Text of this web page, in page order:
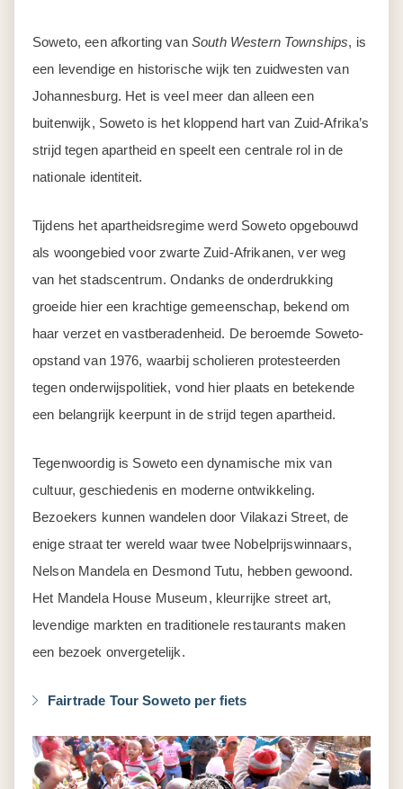
Soweto, een afkorting van South Western Townships, is
een levendige en historische wijk ten zuidwesten van
Johannesburg. Het is veel meer dan alleen een
buitenwijk, Soweto is het kloppend hart van Zuid-Afrika’s
strijd tegen apartheid en speelt een centrale rol in de
nationale identiteit.
Tijdens het apartheidsregime werd Soweto opgebouwd
als woongebied voor zwarte Zuid-Afrikanen, ver weg
van het stadscentrum. Ondanks de onderdrukking
groeide hier een krachtige gemeenschap, bekend om
haar verzet en vastberadenheid. De beroemde Soweto-
opstand van 1976, waarbij scholieren protesteerden
tegen onderwijspolitiek, vond hier plaats en betekende
een belangrijk keerpunt in de strijd tegen apartheid.
Tegenwoordig is Soweto een dynamische mix van
cultuur, geschiedenis en moderne ontwikkeling.
Bezoekers kunnen wandelen door Vilakazi Street, de
enige straat ter wereld waar twee Nobelprijswinnaars,
Nelson Mandela en Desmond Tutu, hebben gewoond.
Het Mandela House Museum, kleurrijke street art,
levendige markten en traditionele restaurants maken
een bezoek onvergetelijk.
Fairtrade Tour Soweto per fiets